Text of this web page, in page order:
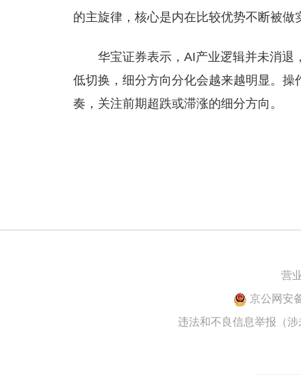
的主旋律，核心是内在比较优势不断被做
华宝证券表示，AI产业逻辑并未消退
低切换，细分方向分化会越来越明显。
奏，关注前期超跌或滞涨的细分方向。
营
京公网安
违法和不良信息举报（